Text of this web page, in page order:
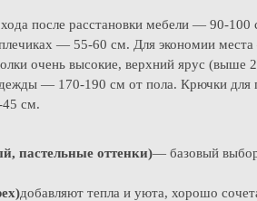
после расстановки мебели — 90-100
— 55-60 см. Для экономии
очень высокие, верхний ярус (выше
— 170-190 см от пола. Крючки для
45 см.
пастельные оттенки)— базовый
добавляют тепла и уюта, хорошо